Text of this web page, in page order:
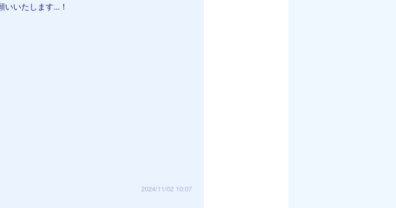
いたします...！
2024/11/02 10:07